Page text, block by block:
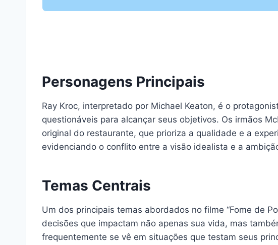
Personagens Principais
Ray Kroc, interpretado por Michael Keaton, é o
questionáveis para alcançar seus objetivos. Os irmãos
original do restaurante, que prioriza a qualidade e a
evidenciando o conflito entre a visão idealista e a
Temas Centrais
Um dos principais temas abordados no filme “Fome de
decisões que impactam não apenas sua vida, mas
frequentemente se vê em situações que testam seus